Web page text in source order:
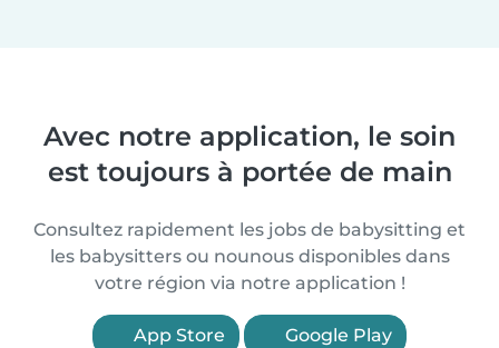
Avec notre application, le soin
est toujours à portée de main
Consultez rapidement les jobs de babysitting et
les babysitters ou nounous disponibles dans
votre région via notre application !
App Store Google Play